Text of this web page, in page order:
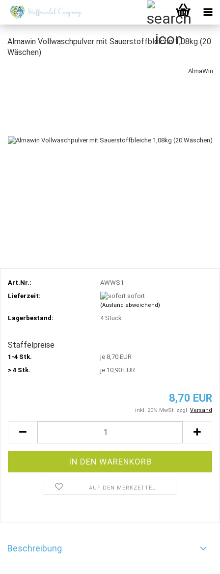
Almawin Vollwaschpulver mit Sauerstoffbleiche 1,08kg (20
Wäschen)
AlmaWin
Art.Nr.:
AWWS1
Lieferzeit:
sofort
(Ausland abweichend)
Lagerbestand: 4 Stück
Staffelpreise
1-4 Stk.
je 8,70 EUR
> 4 Stk.
je 10,90 EUR
8,70 EUR
inkl. 20% MwSt. zzgl. Versand
AUF DEN MERKZETTEL
Beschreibung